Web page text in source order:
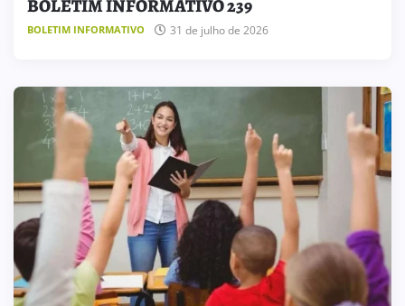
BOLETIM INFORMATIVO 239
BOLETIM INFORMATIVO 31 de julho de 2026